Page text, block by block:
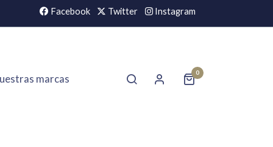
Facebook Twitter Instagram
marcas 0